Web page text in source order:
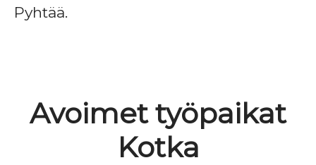
Pyhtää.
Avoimet työpaikat
Kotka